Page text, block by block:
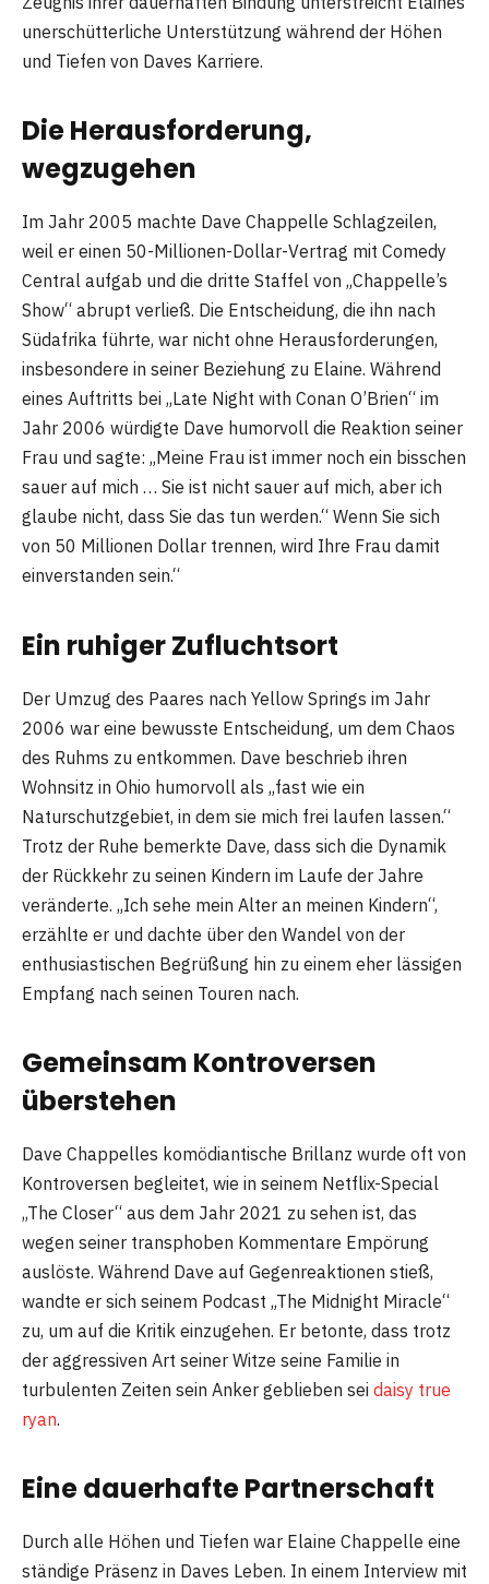
unerschütterliche Unterstützung während der Höhen
und Tiefen von Daves Karriere.
Die Herausforderung,
wegzugehen
Im Jahr 2005 machte Dave Chappelle Schlagzeilen,
weil er einen 50-Millionen-Dollar-Vertrag mit Comedy
Central aufgab und die dritte Staffel von „Chappelle’s
Show“ abrupt verließ. Die Entscheidung, die ihn nach
Südafrika führte, war nicht ohne Herausforderungen,
insbesondere in seiner Beziehung zu Elaine. Während
eines Auftritts bei „Late Night with Conan O’Brien“ im
Jahr 2006 würdigte Dave humorvoll die Reaktion seiner
Frau und sagte: „Meine Frau ist immer noch ein bisschen
sauer auf mich … Sie ist nicht sauer auf mich, aber ich
glaube nicht, dass Sie das tun werden.“ Wenn Sie sich
von 50 Millionen Dollar trennen, wird Ihre Frau damit
einverstanden sein.“
Ein ruhiger Zufluchtsort
Der Umzug des Paares nach Yellow Springs im Jahr
2006 war eine bewusste Entscheidung, um dem Chaos
des Ruhms zu entkommen. Dave beschrieb ihren
Wohnsitz in Ohio humorvoll als „fast wie ein
Naturschutzgebiet, in dem sie mich frei laufen lassen.“
Trotz der Ruhe bemerkte Dave, dass sich die Dynamik
der Rückkehr zu seinen Kindern im Laufe der Jahre
veränderte. „Ich sehe mein Alter an meinen Kindern“,
erzählte er und dachte über den Wandel von der
enthusiastischen Begrüßung hin zu einem eher lässigen
Empfang nach seinen Touren nach.
Gemeinsam Kontroversen
überstehen
Dave Chappelles komödiantische Brillanz wurde oft von
Kontroversen begleitet, wie in seinem Netflix-Special
„The Closer“ aus dem Jahr 2021 zu sehen ist, das
wegen seiner transphoben Kommentare Empörung
auslöste. Während Dave auf Gegenreaktionen stieß,
wandte er sich seinem Podcast „The Midnight Miracle“
zu, um auf die Kritik einzugehen. Er betonte, dass trotz
der aggressiven Art seiner Witze seine Familie in
turbulenten Zeiten sein Anker geblieben sei daisy true
ryan.
Eine dauerhafte Partnerschaft
Durch alle Höhen und Tiefen war Elaine Chappelle eine
ständige Präsenz in Daves Leben. In einem Interview mit